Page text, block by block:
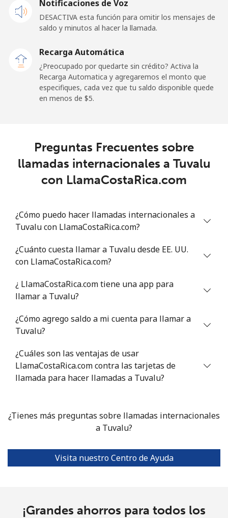
Tokelau
country
⁦217.5¢⁩
Tonga
Trinidad And Tobago
Celular ⁦22.5¢⁩ 22 min por ⁦$5⁩
Celular ⁦103.9¢⁩
Turkey
Línea fija ⁦4.9¢⁩
Celular ⁦29.9¢⁩ 16 min por ⁦$5⁩
16 min por ⁦$5⁩
Celular ⁦34.5¢⁩ 14 min por ⁦$5⁩ ⁦17¢⁩
Línea fija 15 min por ⁦$5⁩
Notificaciones de Voz
DESACTIVA esta función para omitir los mensajes de
saldo y minutos al hacer la llamada.
Recarga Automática
¿Preocupado por quedarte sin crédito? Activa la
Recarga Automatica y agregaremos el monto que
especifiques, cada vez que tu saldo disponible quede
en menos de ⁦$5⁩.
Preguntas Frecuentes sobre
llamadas internacionales a Tuvalu
con LlamaCostaRica.com
¿Cómo puedo hacer llamadas internacionales a
Tuvalu con LlamaCostaRica.com?
¿Cuánto cuesta llamar a Tuvalu desde EE. UU.
con LlamaCostaRica.com?
¿ LlamaCostaRica.com tiene una app para
llamar a Tuvalu?
¿Cómo agrego saldo a mi cuenta para llamar a
Tuvalu?
¿Cuáles son las ventajas de usar
LlamaCostaRica.com contra las tarjetas de
llamada para hacer llamadas a Tuvalu?
¿Tienes más preguntas sobre llamadas internacionales
a Tuvalu?
Visita nuestro Centro de Ayuda
¡Grandes ahorros para todos los